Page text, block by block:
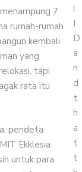
7
rumah-rumah
kembali
yang
tapi
rata itu
pendeta
Ekklesia
untuk para
l
I
D
a
n
d
t
h
a
t
t